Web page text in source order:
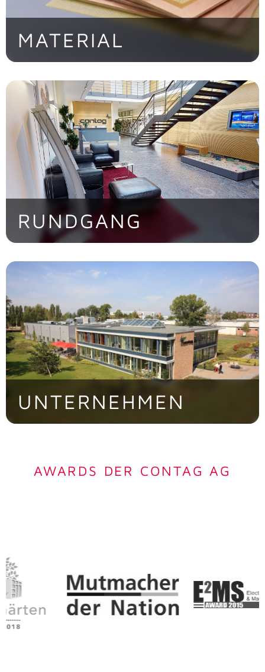
MATERIAL
Von Standard-FR4 bis zu High-End-
Substraten für extreme Anforderungen
> Jetzt entdecken!
RUNDGANG
Entdecken Sie die CONTAG AG im
virtuellen Rundgang
> Jetzt besichtigen!
UNTERNEHMEN
Die familiengeführte CONTAG AG ist eine
AWARDS DER CONTAG AG